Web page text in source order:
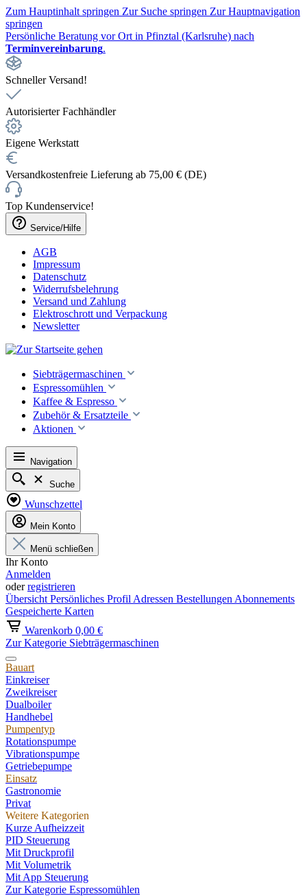
Zum Hauptinhalt springen Zur Suche springen Zur Hauptnavigation
springen
Persönliche Beratung vor Ort in Pfinztal (Karlsruhe) nach
Terminvereinbarung.
Schneller Versand!
Autorisierter Fachhändler
Eigene Werkstatt
Versandkostenfreie Lieferung ab 75,00 € (DE)
Top Kundenservice!
Service/Hilfe
AGB
Impressum
Datenschutz
Widerrufsbelehrung
Versand und Zahlung
Elektroschrott und Verpackung
Newsletter
Siebträgermaschinen
Espressomühlen
Kaffee & Espresso
Zubehör & Ersatzteile
Aktionen
Navigation
Suche
Wunschzettel
Mein Konto
Menü schließen
Ihr Konto
Anmelden
oderregistrieren
Übersicht Persönliches Profil Adressen Bestellungen Abonnements
Gespeicherte Karten
Warenkorb 0,00 €
Zur Kategorie Siebträgermaschinen
Bauart
Einkreiser
Zweikreiser
Dualboiler
Handhebel
Pumpentyp
Rotationspumpe
Vibrationspumpe
Getriebepumpe
Einsatz
Gastronomie
Privat
Weitere Kategorien
Kurze Aufheizzeit
PID Steuerung
Mit Druckprofil
Mit Volumetrik
Mit App Steuerung
Zur Kategorie Espressomühlen